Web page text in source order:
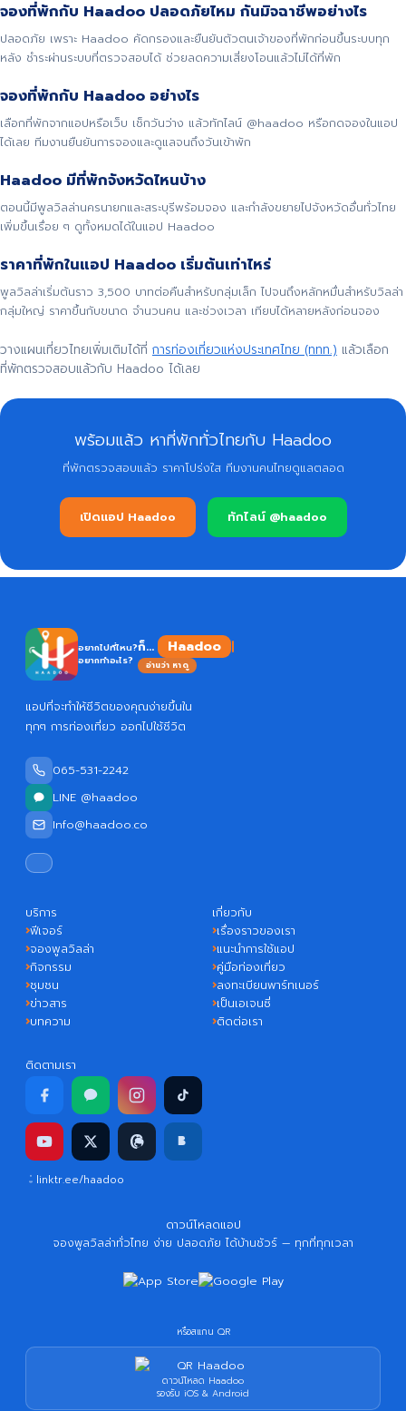
จองที่พักกับ Haadoo ปลอดภัยไหม กันมิจฉาชีพอย่างไร
ปลอดภัย เพราะ Haadoo คัดกรองและยืนยันตัวตนเจ้าของที่พักก่อนขึ้นระบบทุก
หลัง ชำระผ่านระบบที่ตรวจสอบได้ ช่วยลดความเสี่ยงโอนแล้วไม่ได้ที่พัก
จองที่พักกับ Haadoo อย่างไร
เลือกที่พักจากแอปหรือเว็บ เช็กวันว่าง แล้วทักไลน์ @haadoo หรือกดจองในแอป
ได้เลย ทีมงานยืนยันการจองและดูแลจนถึงวันเข้าพัก
Haadoo มีที่พักจังหวัดไหนบ้าง
ตอนนี้มีพูลวิลล่านครนายกและสระบุรีพร้อมจอง และกำลังขยายไปจังหวัดอื่นทั่วไทย
เพิ่มขึ้นเรื่อย ๆ ดูทั้งหมดได้ในแอป Haadoo
ราคาที่พักในแอป Haadoo เริ่มต้นเท่าไหร่
พูลวิลล่าเริ่มต้นราว 3,500 บาทต่อคืนสำหรับกลุ่มเล็ก ไปจนถึงหลักหมื่นสำหรับวิลล่า
กลุ่มใหญ่ ราคาขึ้นกับขนาด จำนวนคน และช่วงเวลา เทียบได้หลายหลังก่อนจอง
วางแผนเที่ยวไทยเพิ่มเติมได้ที่ การท่องเที่ยวแห่งประเทศไทย (ททท.) แล้วเลือก
ที่พักตรวจสอบแล้วกับ Haadoo ได้เลย
พร้อมแล้ว หาที่พักทั่วไทยกับ Haadoo
ที่พักตรวจสอบแล้ว ราคาโปร่งใส ทีมงานคนไทยดูแลตลอด
เปิดแอป Haadoo ทักไลน์ @haadoo
อยากไปที่ไหน?
อยากทำอะไร?
ก็... Haadoo
อ่านว่า หาดู
แอปที่จะทำให้ชีวิตของคุณง่ายขึ้นใน
ทุกๆ การท่องเที่ยว ออกไปใช้ชีวิต
065-531-2242
LINE @haadoo
Info@haadoo.co
บริการ
ฟีเจอร์
จองพูลวิลล่า
กิจกรรม
ชุมชน
ข่าวสาร
บทความ
เกี่ยวกับ
เรื่องราวของเรา
แนะนำการใช้แอป
คู่มือท่องเที่ยว
ลงทะเบียนพาร์ทเนอร์
เป็นเอเจนซี่
ติดต่อเรา
ติดตามเรา
linktr.ee/haadoo
ดาวน์โหลดแอป
จองพูลวิลล่าทั่วไทย ง่าย ปลอดภัย ได้บ้านชัวร์ — ทุกที่ทุกเวลา
หรือสแกน QR
ดาวน์โหลด Haadoo
รองรับ iOS & Android